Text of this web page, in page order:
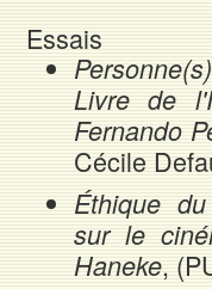
Essais
Livre de
Fernando
Cécile
Éthique
sur le
Haneke,